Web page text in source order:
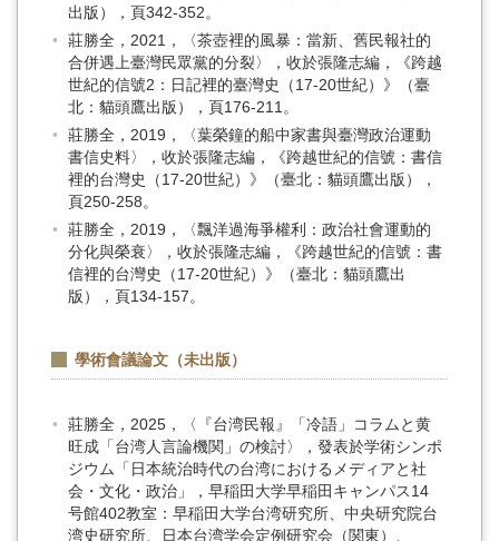
出版），頁342-352。
莊勝全，2021，〈茶壺裡的風暴：當新、舊民報社的
合併遇上臺灣民眾黨的分裂〉，收於張隆志編，《跨越
世紀的信號2：日記裡的臺灣史（17-20世紀）》（臺
北：貓頭鷹出版），頁176-211。
莊勝全，2019，〈葉榮鐘的船中家書與臺灣政治運動
書信史料〉，收於張隆志編，《跨越世紀的信號：書信
裡的台灣史（17-20世紀）》（臺北：貓頭鷹出版），
頁250-258。
莊勝全，2019，〈飄洋過海爭權利：政治社會運動的
分化與榮衰〉，收於張隆志編，《跨越世紀的信號：書
信裡的台灣史（17-20世紀）》（臺北：貓頭鷹出
版），頁134-157。
學術會議論文（未出版）
莊勝全，2025，〈『台湾民報』「冷語」コラムと黄
旺成「台湾人言論機関」の検討〉，發表於学術シンポ
ジウム「日本統治時代の台湾におけるメディアと社
会・文化・政治」，早稲田大学早稲田キャンパス14
号館402教室：早稲田大学台湾研究所、中央研究院台
湾史研究所、日本台湾学会定例研究会（関東）、